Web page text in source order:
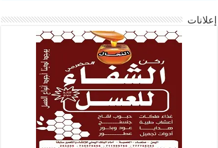
إعلانات